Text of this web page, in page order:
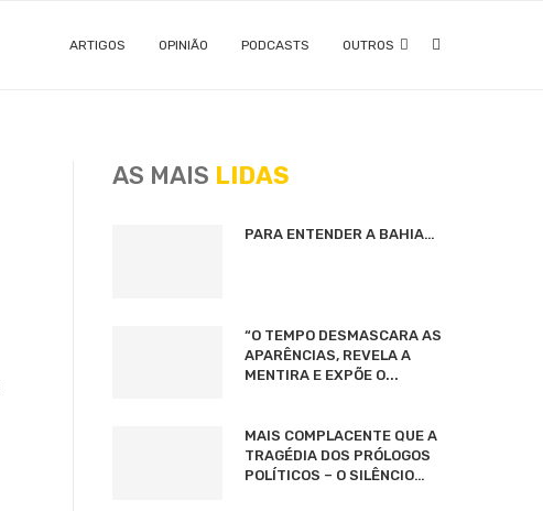
ARTIGOS OPINIÃO PODCASTS OUTROS
AS MAIS LIDAS
PARA ENTENDER A BAHIA…
“O TEMPO DESMASCARA AS
APARÊNCIAS, REVELA A
MENTIRA E EXPÕE O...
MAIS COMPLACENTE QUE A
TRAGÉDIA DOS PRÓLOGOS
POLÍTICOS – O SILÊNCIO…